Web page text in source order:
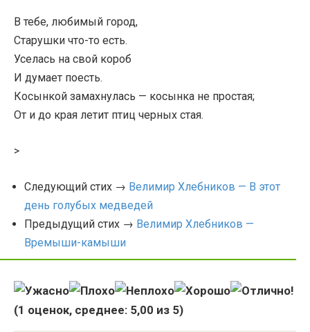
В тебе, любимый город,
Старушки что-то есть.
Уселась на свой короб
И думает поесть.
Косынкой замахнулась — косынка не простая;
От и до края летит птиц черных стая.
>
Следующий стих → Велимир Хлебников — В этот
день голубых медведей
Предыдущий стих → Велимир Хлебников —
Времыши-камыши
(1 оценок, среднее: 5,00 из 5)